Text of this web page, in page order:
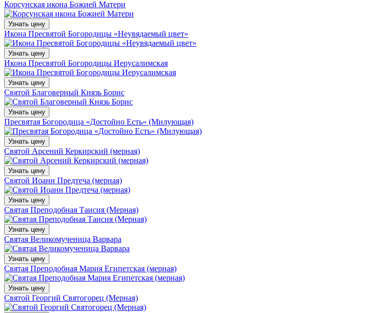
Корсунская икона Божией Матери
Узнать цену
Икона Пресвятой Богородицы «Неувядаемый цвет»
Узнать цену
Икона Пресвятой Богородицы Иерусалимская
Узнать цену
Святой Благоверный Князь Борис
Узнать цену
Пресвятая Богородица «Достойно Есть» (Милующая)
Узнать цену
Святой Арсений Керкирский (мерная)
Узнать цену
Святой Иоанн Предтеча (мерная)
Узнать цену
Святая Преподобная Таисия (Мерная)
Узнать цену
Святая Великомученица Варвара
Узнать цену
Святая Преподобная Мария Египетская (мерная)
Узнать цену
Святой Георгий Святогорец (Мерная)